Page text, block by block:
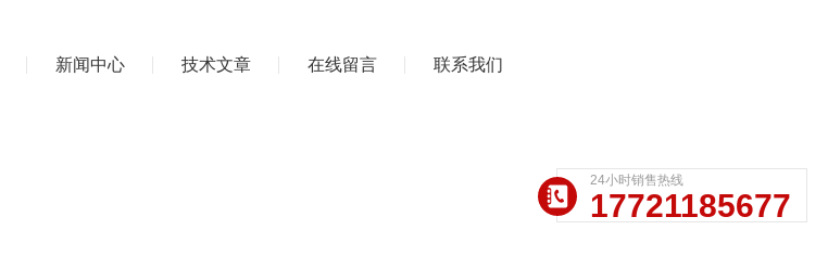
新闻中心 技术文章 在线留言 联系我们
24小时销售热线
17721185677